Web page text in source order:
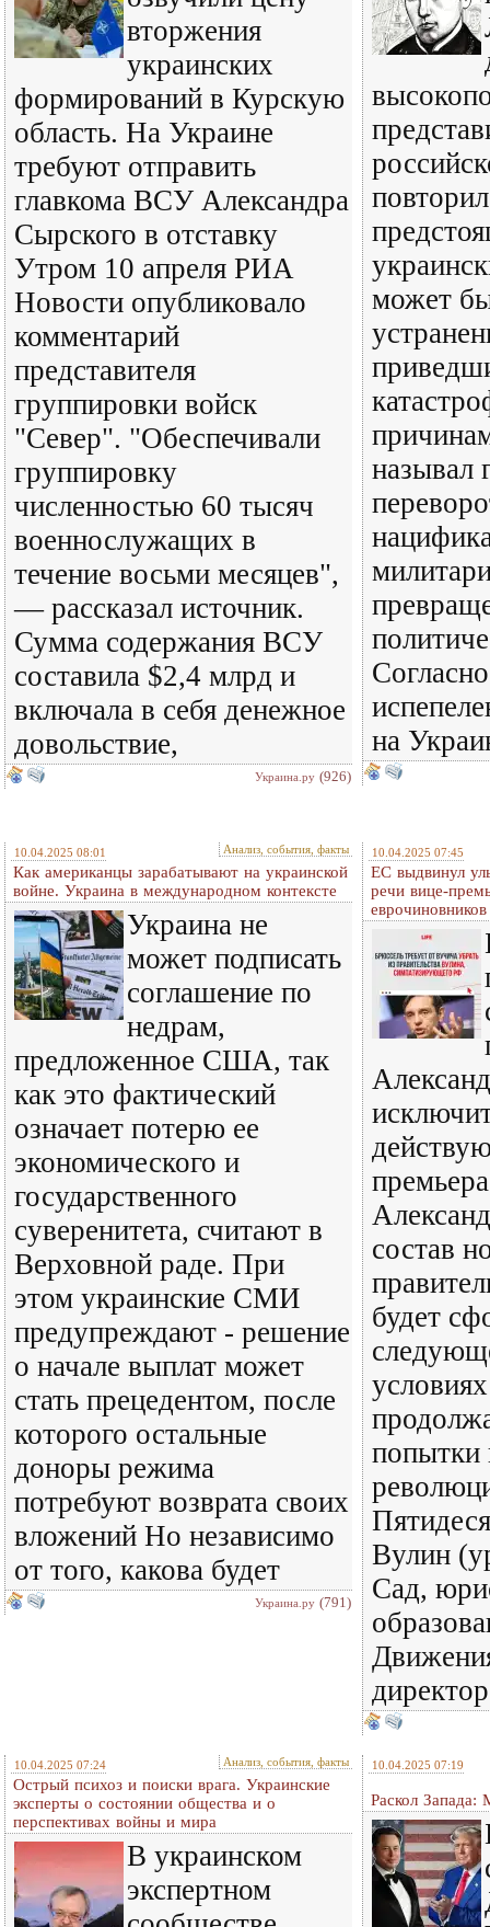
вторжения
украинских
формирований в Курскую
область. На Украине
требуют отправить
главкома ВСУ Александра
Сырского в отставку
Утром 10 апреля РИА
Новости опубликовало
комментарий
представителя
группировки войск
"Север". "Обеспечивали
группировку
численностью 60 тысяч
военнослужащих в
течение восьми месяцев",
— рассказал источник.
Сумма содержания ВСУ
составила $2,4 млрд и
включала в себя денежное
довольствие,
Украина.ру (926)
может
называл
на
10.04.2025 08:01 Анализ, события, факты
Как американцы зарабатывают на украинской
войне. Украина в международном контексте
Украина не
может подписать
соглашение по
недрам,
предложенное США, так
как это фактический
означает потерю ее
экономического и
государственного
суверенитета, считают в
Верховной раде. При
этом украинские СМИ
предупреждают - решение
о начале выплат может
стать прецедентом, после
которого остальные
доноры режима
потребуют возврата своих
вложений Но независимо
от того, какова будет
Украина.ру (791)
10.04.2025 07:45
ЕС выдвинул
речи вице-
еврочиновников
состав
будет
условиях
попытки
Вулин
Сад,
10.04.2025 07:24 Анализ, события, факты
Острый психоз и поиски врага. Украинские
эксперты о состоянии общества и о
перспективах войны и мира
В украинском
экспертном
10.04.2025 07:19
Раскол Запада: